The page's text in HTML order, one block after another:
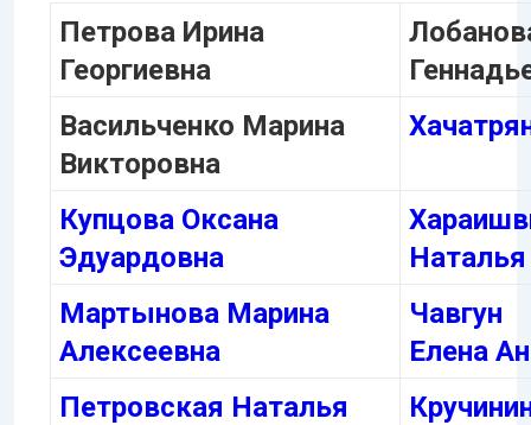
Петрова Ирина
Георгиевна
Васильченко Марина
Викторовна
Купцова Оксана
Эдуардовна
Мартынова Марина
Алексеевна
Чавгун
Елена
Петровская Наталья